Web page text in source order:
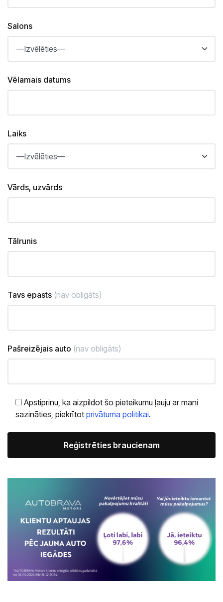
Salons
Vēlamais datums
Laiks
Vārds, uzvārds
Tālrunis
Tavs epasts (nav obligāts)
Pašreizējais auto (nav obligāts)
Apstiprinu, ka aizpildot šo pieteikumu ļauju ar mani
sazināties, piekrītot privātuma politikai.